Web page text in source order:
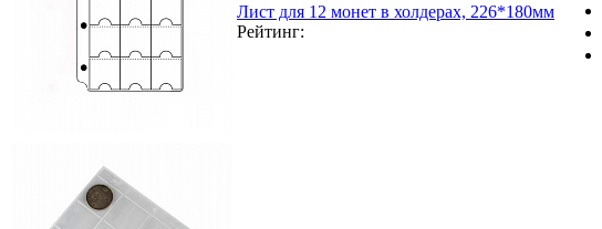
Лист для 12 монет в холдерах, 226*180мм
Рейтинг: